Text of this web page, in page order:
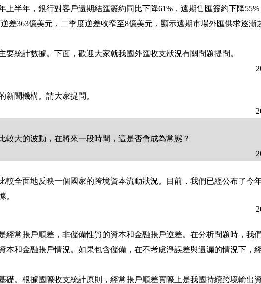
上半年，銀行對客戶遠期結匯簽約同比下降61%，遠期售匯簽約下降55%
差363億美元，二季度逆差收窄至8億美元，顯示遠期市場外匯供求逐漸
要統計數據。下面，歡迎大家就我國外匯收支狀況有關問題提問。
新聞機構。請大家提問。
較大的波動，在將來一段時間，這是否會成為常態？
較全面地反映一個國家的跨境資本流動狀況。目前，我們已經公布了今
。
經常賬戶順差，非儲備性質的資本和金融賬戶逆差。在分析問題時，我
本和金融賬戶情況。如果包含儲備，在不考慮淨誤差與遺漏的情況下，
礎。根據國際收支統計原則，經常賬戶順差實際上是我國持續跨境輸出